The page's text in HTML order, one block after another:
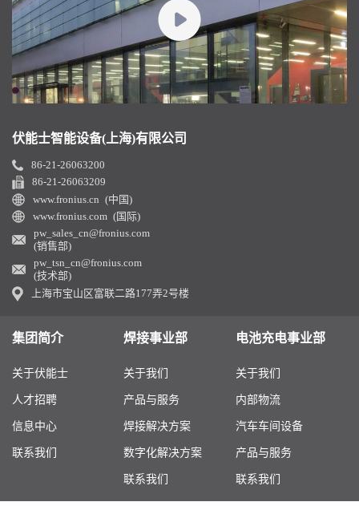
伏能士智能设备(上海)有限公司
86-21-26063200
86-21-26063209
www.fronius.cn (中国)
www.fronius.com (国际)
pw_sales_cn@fronius.com
(销售部)
pw_tsn_cn@fronius.com
(技术部)
上海市宝山区富联二路177弄2号楼
集团简介
关于伏能士
人才招聘
信息中心
联系我们
焊接事业部
关于我们
产品与服务
焊接解决方案
数字化解决方案
联系我们
电池充电事业部
关于我们
内部物流
汽车车间设备
产品与服务
联系我们